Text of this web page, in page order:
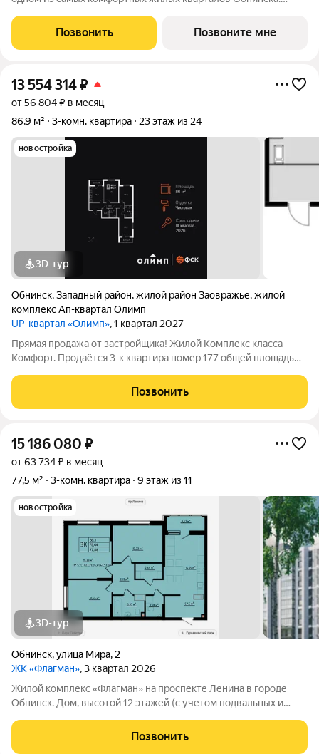
реализовать собственное видение пространства и не
подстраиваться под готовый ремонт. Из
Позвонить Позвоните мне
13 554 314₽
от 56 804 ₽ в месяц
86,9 м²
3-комн. квартира 23 этаж из 24
новостройка
3D-тур
Обнинск,Западный район,жилой район Заовражье,жилой
комплекс Ап-квартал Олимп
UP-квартал «Олимп», 1 квартал 2027
Прямая продажа от застройщика! Жилой Комплекс класса
Комфорт. Продаётся 3-к квартира номер 177 общей площадью
- Организуем показ в удобное для вас время! Квартира с
чистовой отделкой: ваш
Позвонить
15 186 080 ₽
от 63 734 ₽ в месяц
77,5 м²
3-комн. квартира 9 этаж из 11
новостройка
3D-тур
Обнинск,улица Мира, 2
ЖК «Флагман», 3 квартал 2026
Жилой комплекс «Флагман» на проспекте Ленина в городе
Обнинск. Дом, высотой 12 этажей (с учетом подвальных и
современный монолитный железобетонный каркас с
навесным вентилируемым фасадом из
Позвонить